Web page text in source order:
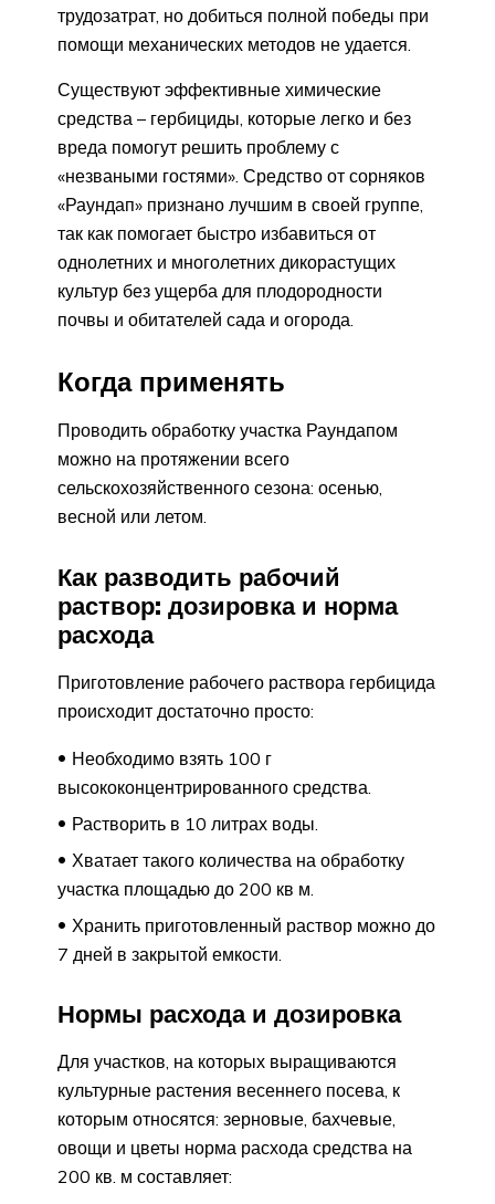
трудозатрат, но добиться полной победы при
помощи механических методов не удается.
Существуют эффективные химические
средства – гербициды, которые легко и без
вреда помогут решить проблему с
«незваными гостями». Средство от сорняков
«Раундап» признано лучшим в своей группе,
так как помогает быстро избавиться от
однолетних и многолетних дикорастущих
культур без ущерба для плодородности
почвы и обитателей сада и огорода.
Когда применять
Проводить обработку участка Раундапом
можно на протяжении всего
сельскохозяйственного сезона: осенью,
весной или летом.
Как разводить рабочий
раствор: дозировка и норма
расхода
Приготовление рабочего раствора гербицида
происходит достаточно просто:
Необходимо взять 100 г
высококонцентрированного средства.
Растворить в 10 литрах воды.
Хватает такого количества на обработку
участка площадью до 200 кв м.
Хранить приготовленный раствор можно до
7 дней в закрытой емкости.
Нормы расхода и дозировка
Для участков, на которых выращиваются
культурные растения весеннего посева, к
которым относятся: зерновые, бахчевые,
овощи и цветы норма расхода средства на
200 кв. м составляет: